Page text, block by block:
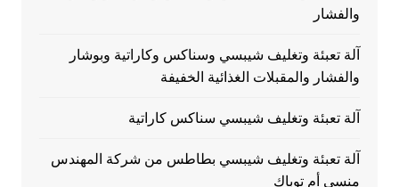
والفشار
آلة تعبئة وتغليف شيبسي وسناكس وكاراتية وبوشار
والفشار والمقبلات الغذائية الخفيفة
آلة تعبئة وتغليف شيبسي سناكس كاراتية
آلة تعبئة وتغليف شيبسي بطاطس من شركة المهندس
منسي أم توباك